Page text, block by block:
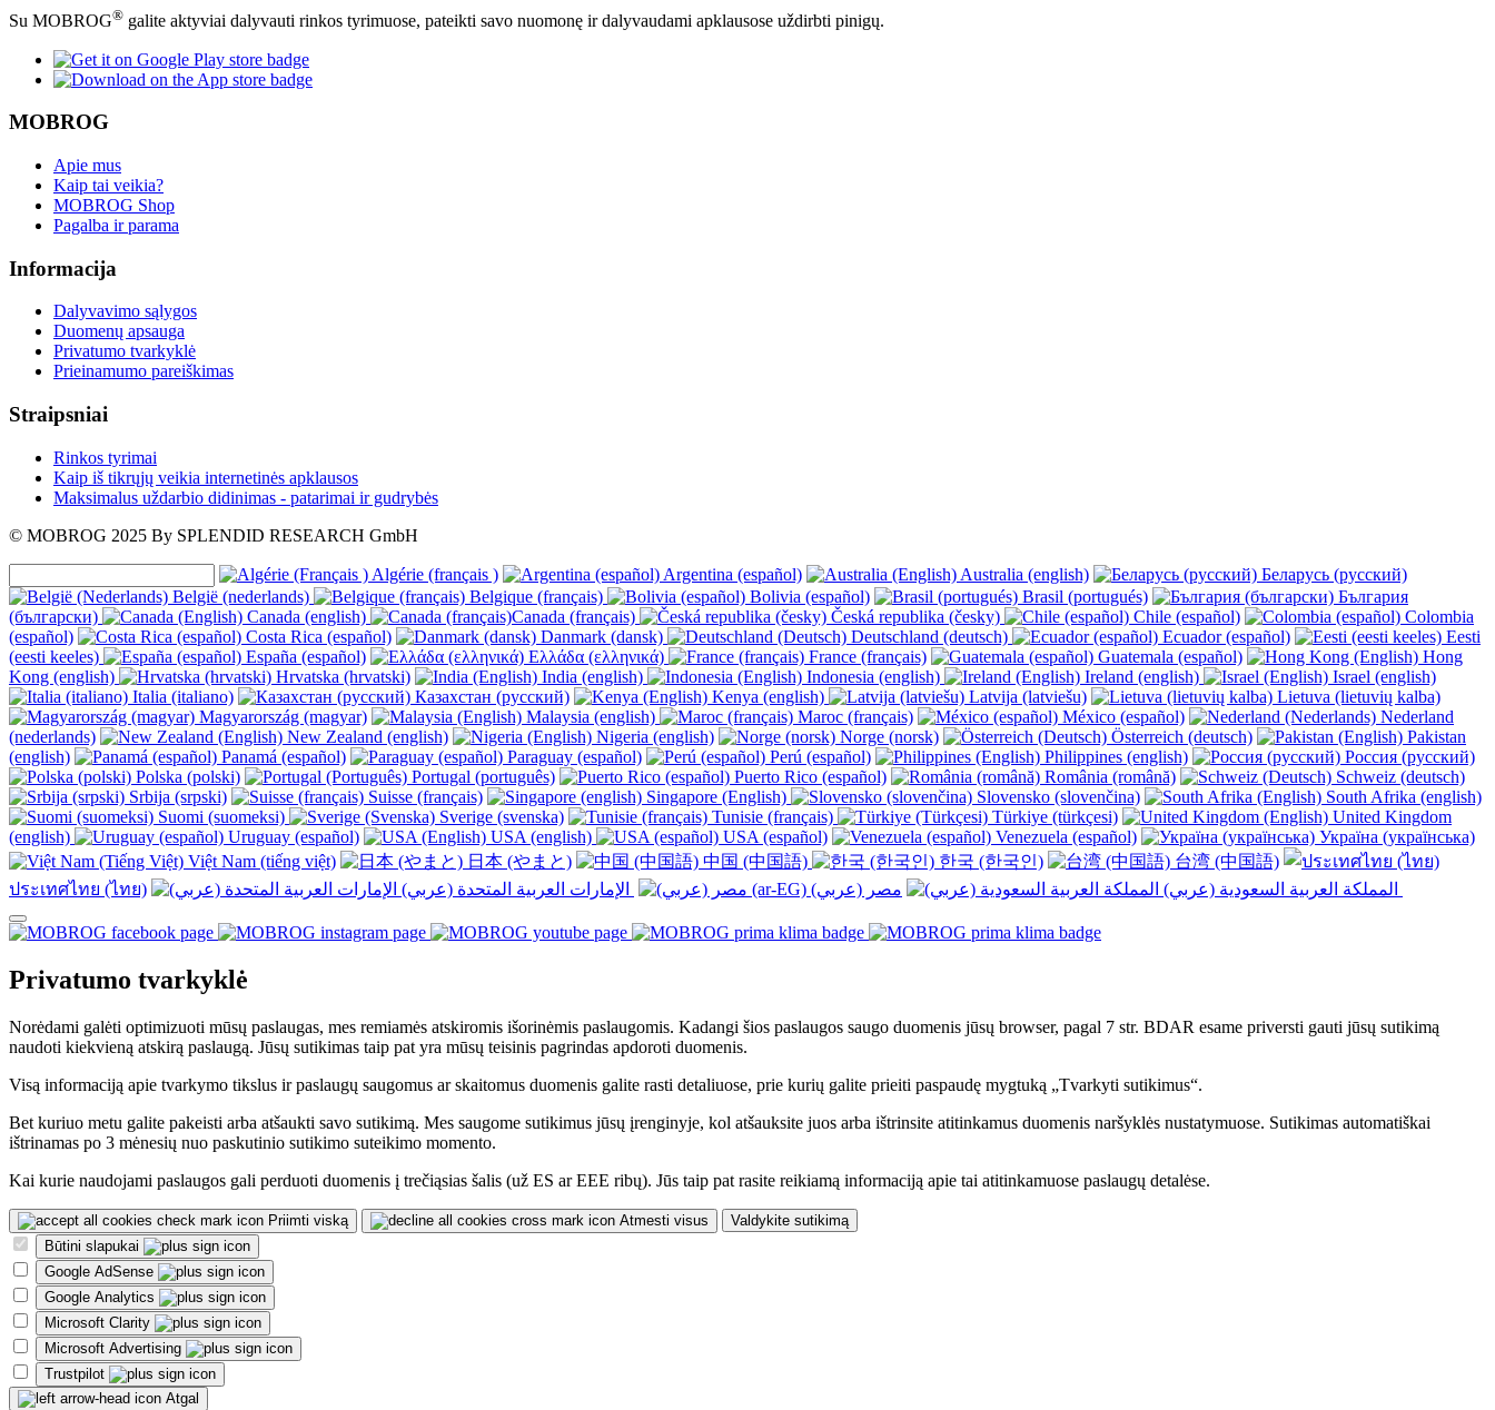
Su MOBROG® galite aktyviai dalyvauti rinkos tyrimuose, pateikti savo nuomonę ir dalyvaudami apklausose uždirbti pinigų.
MOBROG
Apie mus
Kaip tai veikia?
MOBROG Shop
Pagalba ir parama
Informacija
Dalyvavimo sąlygos
Duomenų apsauga
Privatumo tvarkyklė
Prieinamumo pareiškimas
Straipsniai
Rinkos tyrimai
Kaip iš tikrųjų veikia internetinės apklausos
Maksimalus uždarbio didinimas - patarimai ir gudrybės
© MOBROG 2025 By SPLENDID RESEARCH GmbH
Algérie (français ) Argentina (español) Australia (english)
Беларусь (русский)
België (nederlands)
Belgique (français) Bolivia (español) Brasil (portugués)
България
(български)
Canada (english) Canada (français) Česká republika (česky) Chile (español)
Colombia
(español)
Costa Rica (español) Danmark (dansk) Deutschland (deutsch) Ecuador (español)
Eesti
(eesti keeles)
España (español) Ελλάδα (ελληνικά) France (français) Guatemala (español)
Hong
Kong (english)
Hrvatska (hrvatski) India (english) Indonesia (english) Ireland (english)
Israel (english)
Italia (italiano)
Казахстан (русский) Kenya (english) Latvija (latviešu)
Lietuva (lietuvių kalba)
Magyarország (magyar)
Malaysia (english) Maroc (français) México (español)
Nederland
(nederlands)
New Zealand (english) Nigeria (english) Norge (norsk) Österreich (deutsch)
Pakistan
(english)
Panamá (español) Paraguay (español) Perú (español) Philippines (english)
Россия (русский)
Polska (polski)
Portugal (português) Puerto Rico (español) România (română)
Schweiz (deutsch)
Srbija (srpski)
Suisse (français) Singapore (English) Slovensko (slovenčina)
South Afrika (english)
Suomi (suomeksi)
Sverige (svenska) Tunisie (français) Türkiye (türkçesi)
United Kingdom
(english)
Uruguay (español) USA (english) USA (español) Venezuela (español)
Україна (українська)
Việt Nam (tiếng việt)
日本 (やまと) 中国 (中国語) 한국 (한국인)
台湾 (中国語)
ประเทศไทย (ไทย)
Privatumo tvarkyklė
Norėdami galėti optimizuoti mūsų paslaugas, mes remiamės atskiromis išorinėmis paslaugomis. Kadangi šios paslaugos saugo duomenis jūsų browser, pagal 7 str. BDAR esame priversti gauti jūsų sutikimą
naudoti kiekvieną atskirą paslaugą. Jūsų sutikimas taip pat yra mūsų teisinis pagrindas apdoroti duomenis.
Visą informaciją apie tvarkymo tikslus ir paslaugų saugomus ar skaitomus duomenis galite rasti detaliuose, prie kurių galite prieiti paspaudę mygtuką „Tvarkyti sutikimus“.
Bet kuriuo metu galite pakeisti arba atšaukti savo sutikimą. Mes saugome sutikimus jūsų įrenginyje, kol atšauksite juos arba ištrinsite atitinkamus duomenis naršyklės nustatymuose. Sutikimas automatiškai
ištrinamas po 3 mėnesių nuo paskutinio sutikimo suteikimo momento.
Kai kurie naudojami paslaugos gali perduoti duomenis į trečiąsias šalis (už ES ar EEE ribų). Jūs taip pat rasite reikiamą informaciją apie tai atitinkamuose paslaugų detalėse.
Priimti viską Atmesti visus
Valdykite sutikimą
Būtini slapukai
Google AdSense
Google Analytics
Microsoft Clarity
Microsoft Advertising
Trustpilot
Atgal